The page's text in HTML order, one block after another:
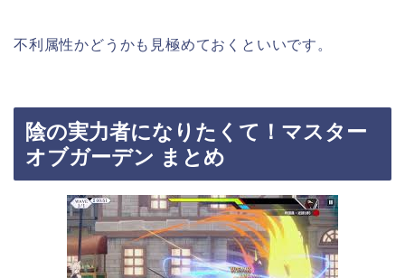
不利属性かどうかも見極めておくといいです。
陰の実力者になりたくて！マスター
オブガーデン まとめ